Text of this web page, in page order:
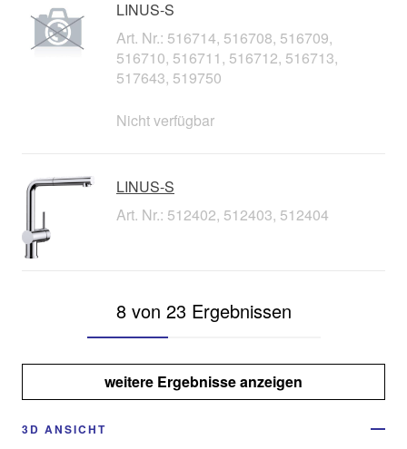
LINUS-S
Art. Nr.: 516714, 516708, 516709,
516710, 516711, 516712, 516713,
517643, 519750
Nicht verfügbar
LINUS-S
Art. Nr.: 512402, 512403, 512404
8 von 23 Ergebnissen
weitere Ergebnisse anzeigen
3D ANSICHT